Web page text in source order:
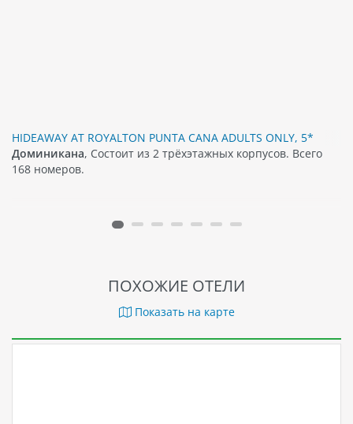
HIDEAWAY AT ROYALTON PUNTA CANA ADULTS ONLY, 5*
Доминикана, Состоит из 2 трёхэтажных корпусов. Всего
168 номеров.
ПОХОЖИЕ ОТЕЛИ
Показать на карте